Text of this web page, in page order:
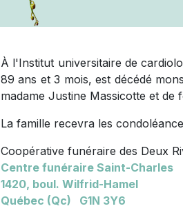
À l'Institut universitaire de
89 ans et 3 mois, est décédé
madame Justine Massicotte et
La famille recevra les
Coopérative funéraire des Deux
Centre funéraire Saint-Charles
1420, boul. Wilfrid-Hamel
Québec (Qc) G1N 3Y6